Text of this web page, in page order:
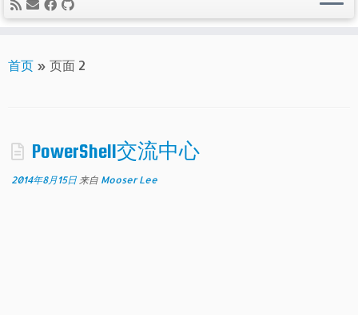
首页 » 页面 2
PowerShell交流中心
2014年8月15日 来自 Mooser Lee